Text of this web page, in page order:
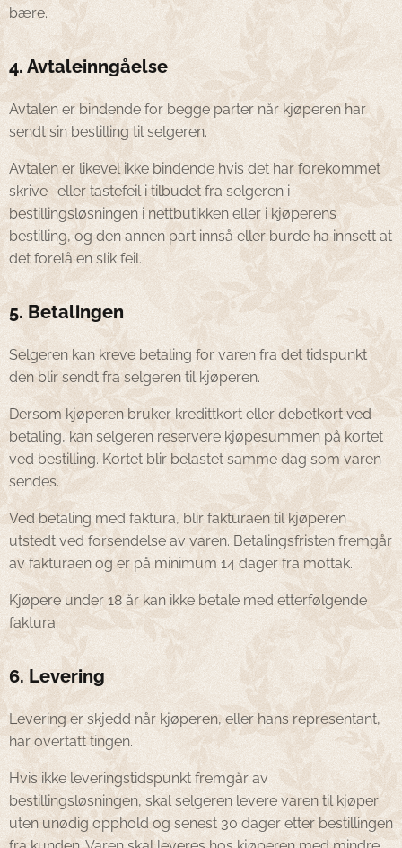
bære.
4. Avtaleinngåelse
Avtalen er bindende for begge parter når kjøperen har
sendt sin bestilling til selgeren.
Avtalen er likevel ikke bindende hvis det har forekommet
skrive- eller tastefeil i tilbudet fra selgeren i
bestillingsløsningen i nettbutikken eller i kjøperens
bestilling, og den annen part innså eller burde ha innsett at
det forelå en slik feil.
5. Betalingen
Selgeren kan kreve betaling for varen fra det tidspunkt
den blir sendt fra selgeren til kjøperen.
Dersom kjøperen bruker kredittkort eller debetkort ved
betaling, kan selgeren reservere kjøpesummen på kortet
ved bestilling. Kortet blir belastet samme dag som varen
sendes.
Ved betaling med faktura, blir fakturaen til kjøperen
utstedt ved forsendelse av varen. Betalingsfristen fremgår
av fakturaen og er på minimum 14 dager fra mottak.
Kjøpere under 18 år kan ikke betale med etterfølgende
faktura.
6. Levering
Levering er skjedd når kjøperen, eller hans representant,
har overtatt tingen.
Hvis ikke leveringstidspunkt fremgår av
bestillingsløsningen, skal selgeren levere varen til kjøper
uten unødig opphold og senest 30 dager etter bestillingen